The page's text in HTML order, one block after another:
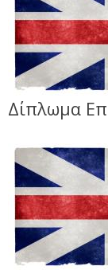
Δίπλωμα